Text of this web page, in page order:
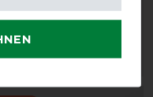
19,85 €
ARTIKEL MERKEN